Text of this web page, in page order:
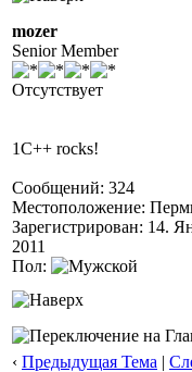
mozer
Senior Member
Отсутствует
1C++ rocks!
Сообщений: 324
Местоположение:
Зарегистрирован: 14.
2011
Пол:
‹ Предыдущая Тема |